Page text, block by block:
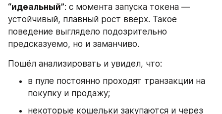
“идеальный”: с момента запуска токена —
устойчивый, плавный рост вверх. Такое
поведение выглядело подозрительно
предсказуемо, но и заманчиво.
Пошёл анализировать и увидел, что:
в пуле постоянно проходят транзакции на
покупку и продажу;